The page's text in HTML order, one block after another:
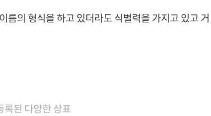
름의 형식을 하고 있더라도 식별력을 가지고 있고 거
된 다양한 상표